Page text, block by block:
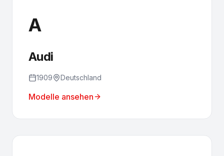
A
Audi
1909 Deutschland
Modelle ansehen